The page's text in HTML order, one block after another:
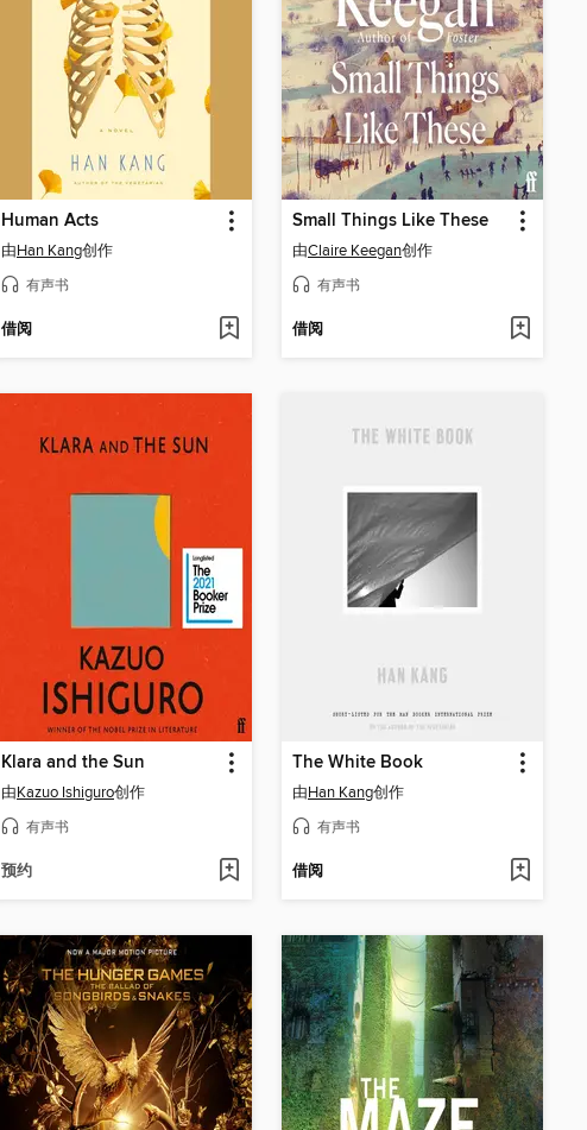
Human Acts
由Han Kang创作
有声书
借阅
Small Things Like These
由Claire Keegan创作
有声书
借阅
Klara and the Sun
由Kazuo Ishiguro创作
有声书
预约
The White Book
由Han Kang创作
有声书
借阅